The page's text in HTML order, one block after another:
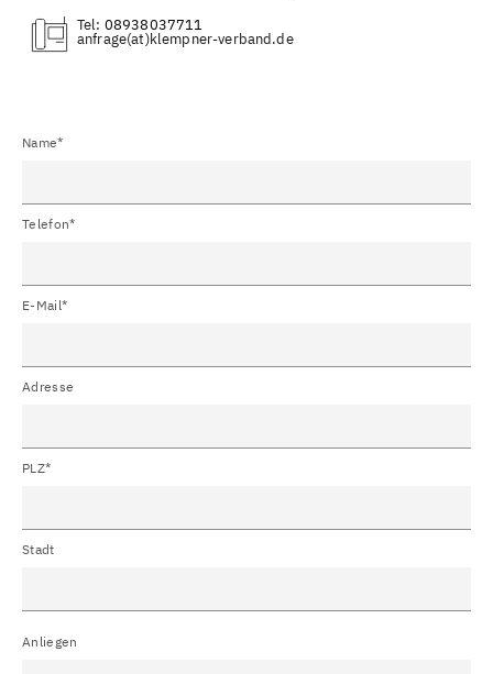
Tel: 08938037711
(at)
Name*
Telefon*
E-Mail*
Adresse
PLZ*
Stadt
Anliegen